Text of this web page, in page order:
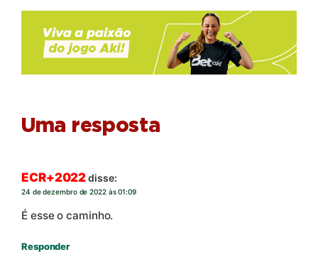
Uma resposta
ECR+2022disse:
24 de dezembro de 2022 às 01:09
É esse o caminho.
Responder